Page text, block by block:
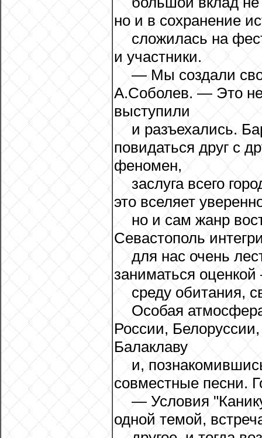
но и в сохранение
сложилась на
и участники.
— Мы создали
А.Соболев. — Это не
выступили
и разъехались.
повидаться друг с
феномен,
заслуга всего
это вселяет
но и сам жанр
Севастополь
для нас очень
заниматься
среду обитания,
Особая
России,
Балаклаву
и,
совместные песни.
— Условия
одной темой,